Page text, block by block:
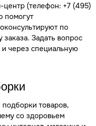
(телефон: +7 (495)
помогут
по
Задать вопрос
через специальную
товаров,
со здоровьем